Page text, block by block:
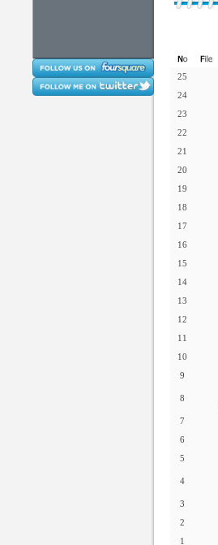
25
24
23
22
21
20
19
18
17
16
15
14
13
12
11
10
9
8
7
6
5
4
3
2
1